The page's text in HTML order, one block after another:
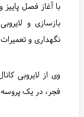
با آغاز فصل
بازسازی و
نگهداری و
وی از لایروبی
فجر، در یک پروسه یکماهه به